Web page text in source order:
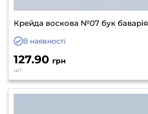
Крейда воскова №07 бук баварія
В наявності
127.90 грн
шт